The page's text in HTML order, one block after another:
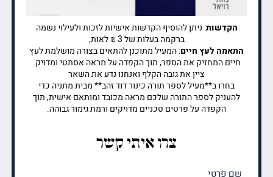
הקדשות: ניתן להוסיף הקדשות אישיות לזכות ולעילוי נשמה
ברקמה בעלות של 3 ₪ לאות,
התאמה לעץ חיים: המעיל מתוכנן להתאים בצורה מושלמת לעץ
חיים המחזיק את הספר, תוך הקפדה על מראה אסתטי ומדויק.
ציין את גובה הקלף ואנחנו נדע את השאר
בחרו ב**מעיל לספר תורה כינור דוד זהב** מבית מתניה כדי
להעניק לספר התורה שלכם מראה מכובד ומותאם אישית, תוך
הקפדה על פרטים טכניים מדויקים ורמת גימור גבוהה.
צרו איתי קשר